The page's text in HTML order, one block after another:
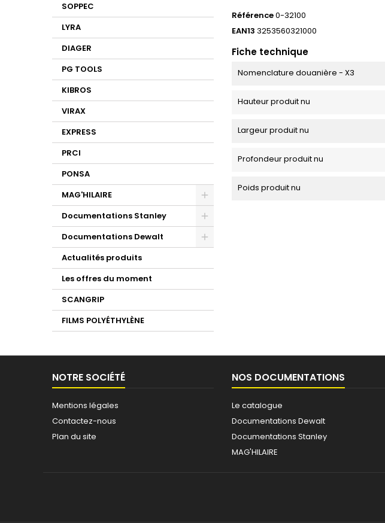
SOPPEC
LYRA
DIAGER
PG TOOLS
KIBROS
VIRAX
EXPRESS
PRCI
PONSA
MAG'HILAIRE
Documentations Stanley
Documentations Dewalt
Actualités produits
Les offres du moment
SCANGRIP
FILMS POLYÉTHYLÈNE
Référence0-32100
EAN13 3253560321000
Fiche technique
Nomenclature douanière - X3
Hauteur produit nu
Largeur produit nu
Profondeur produit nu
Poids produit nu
NOTRE SOCIÉTÉ
Mentions légales
Contactez-nous
Plan du site
NOS DOCUMENTATIONS
Le catalogue
Documentations Dewalt
Documentations Stanley
MAG'HILAIRE